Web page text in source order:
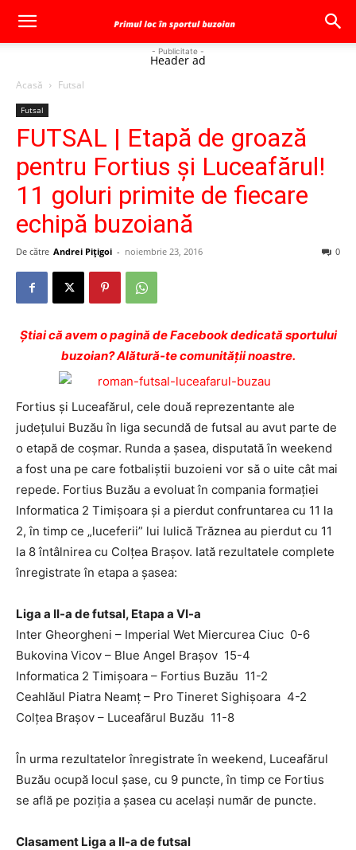
- Publicitate -
Header ad
Acasă Futsal
Futsal
FUTSAL | Etapă de groază
pentru Fortius şi Luceafărul!
11 goluri primite de fiecare
echipă buzoiană
De către Andrei Pițigoi - noiembrie 23, 2016 0
Ştiai că avem o pagină de Facebook dedicată sportului
buzoian? Alătură-te comunității noastre.
Fortius şi Luceafărul, cele două reprezentante ale
judeţului Buzău în liga secundă de futsal au avut parte de
o etapă de coşmar. Runda a şasea, disputată în weekend
a fost una pe care fotbaliştii buzoieni vor să o uite cât mai
repede. Fortius Buzău a evoluat în compania formaţiei
Informatica 2 Timişoara şi a pierdut confruntarea cu 11 la
2, în timp ce „luceferii” lui Iulică Trăznea au pierdut cu 11
la 8 întâlnirea cu Colţea Braşov. Iată rezultatele complete
înregistrate în etapa a şasea:
Liga a II-a de futsal, Etapa a VI-a
Inter Gheorgheni – Imperial Wet Miercurea Ciuc 0-6
Bukovina Vicov – Blue Angel Braşov 15-4
Informatica 2 Timişoara – Fortius Buzău 11-2
Ceahlăul Piatra Neamţ – Pro Tineret Sighişoara 4-2
Colţea Braşov – Luceafărul Buzău 11-8
În urma rezultatelor înregistrate în weekend, Luceafărul
Buzău ocupă locul şase, cu 9 puncte, în timp ce Fortius
se află pe poziţia a şasea cu acelaşi număr de puncte.
Clasament Liga a II-a de futsal